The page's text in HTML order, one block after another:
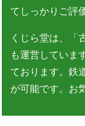
てしっかりご評
くじら堂は、「
も運営していま
ております。鉄
が可能です。お